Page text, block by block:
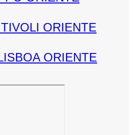
ORIENTE
ORIENTE